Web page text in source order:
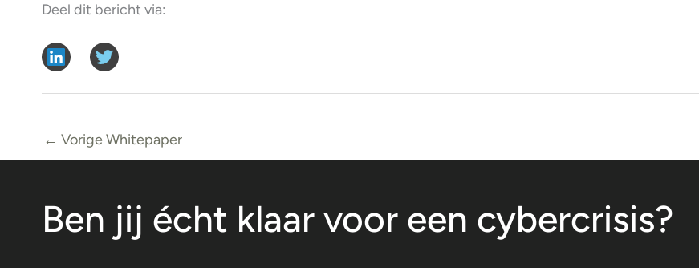
Deel dit bericht via:
← Vorige Whitepaper
Ben jij écht klaar voor een cybercrisis?